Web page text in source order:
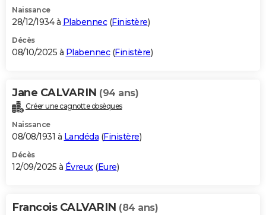
Naissance
28/12/1934 à Plabennec(Finistère)
Décès
08/10/2025 à Plabennec(Finistère)
Jane CALVARIN (94 ans)
Créer une cagnotte obsèques
Naissance
08/08/1931 à Landéda (Finistère)
Décès
12/09/2025 à Évreux(Eure)
Francois CALVARIN (84 ans)